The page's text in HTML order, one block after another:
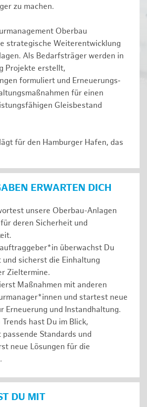
zu machen.
Oberbau
strategische Weiterentwicklung
Als Bedarfsträger werden in
Projekte erstellt,
formuliert und Erneuerungs‑
für einen
Gleisbestand
für den Hamburger Hafen, das
ERWARTEN DICH
unsere Oberbau-Anlagen
deren Sicherheit und
überwachst Du
und sicherst die Einhaltung
Zieltermine.
Maßnahmen mit anderen
und startest neue
Erneuerung und Instandhaltung.
Trends hast Du im Blick,
Standards und
neue Lösungen für die
DU MIT